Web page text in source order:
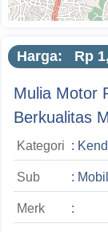
Harga: Rp
Mulia Motor
Berkualitas
Kategori :
Sub : Mobil
Merk :